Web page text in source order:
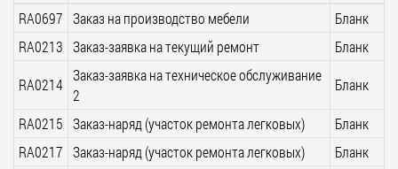
RA0697 Заказ на производство мебели
Бланк
RA0213 Заказ-заявка на текущий ремонт Бланк
RA0214
Заказ-заявка на техническое обслуживание
2
Бланк
RA0215 Заказ-наряд (участок ремонта легковых)
Бланк
RA0217 Заказ-наряд (участок ремонта легковых)
Бланк